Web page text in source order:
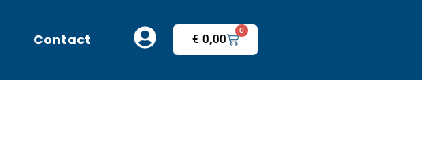
Contact € 0,00
0